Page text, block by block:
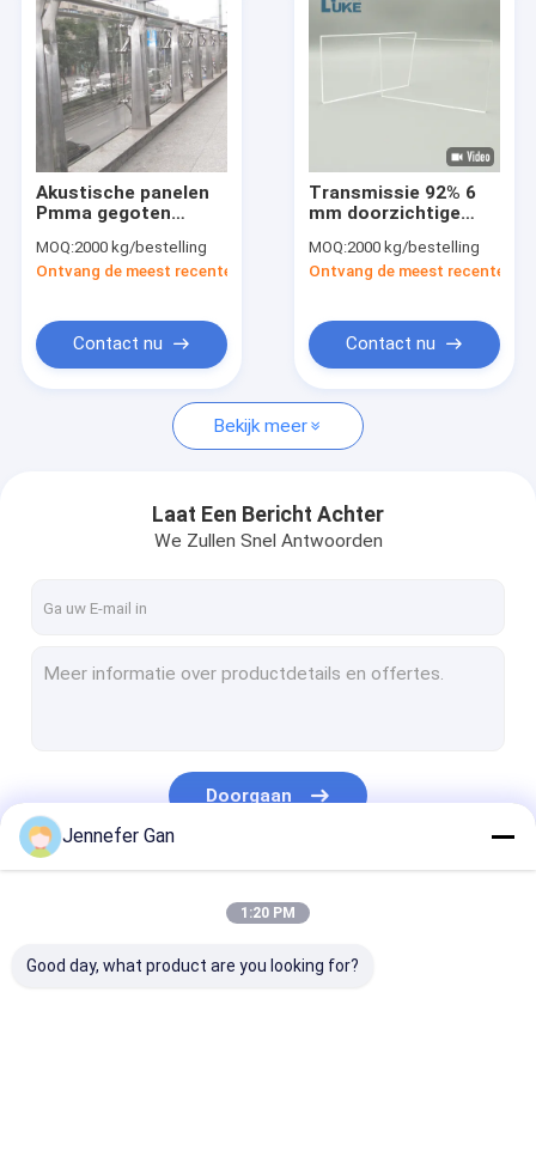
Producten
Ongeveer ons
Fabrieksreis
Kwaliteitscontrole
Nieuws
Verzoek om een Citaat
Sanitaire Acrylbladen
lgp acrylblad
Geluidsbarrièreomheining
UV-transmitterend acryl
Akustische panelen
Pmma gegoten
Doorzichtige
geluidsbarrière
MOQ:2000 kg/bestelling
Ontvang de meest recente Prijs
Contact nu
Transmissie 92% 6
mm doorzichtige
Acrylplaat voor
snelwegen
MOQ:2000 kg/bestelling
Ontvang de meest recente
Contact nu
Bekijk meer
Laat Een Bericht Achter
We Zullen Snel Antwoorden
Doorgaan
Jennefer Gan
1:20 PM
Good day, what product are you looking for?